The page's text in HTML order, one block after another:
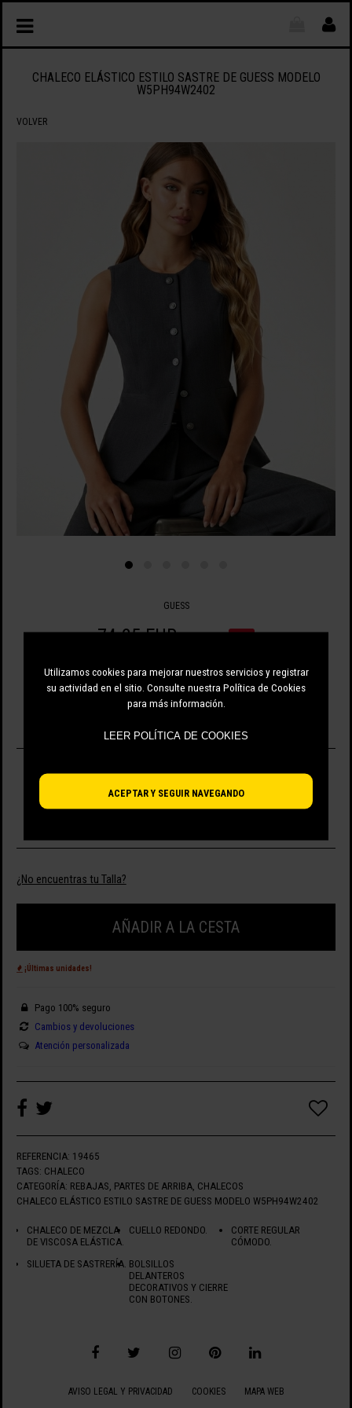
Utilizamos cookies para mejorar nuestros servicios y registrar
su actividad en el sitio. Consulte nuestra Política de Cookies
para más información.
ACEPTAR Y SEGUIR NAVEGANDO
CHALECO ELÁSTICO ESTILO SASTRE DE GUESS MODELO
W5PH94W2402
VOLVER
GUESS
74.25 EUR
SELECCIONA TALLA
M
¿No encuentras tu Talla?
AÑADIR A LA CESTA
¡Últimas unidades!
Pago 100% seguro
Cambios y devoluciones
Atención personalizada
REFERENCIA: 19465
TAGS: CHALECO
CATEGORÍA: REBAJAS PARTES DE ARRIBA, CHALECOS
CHALECO ELÁSTICO ESTILO SASTRE DE GUESS MODELO W5PH94W2402
CHALECO DE MEZCLA
DE VISCOSA ELÁSTICA.
CUELLO REDONDO.
CORTE REGULAR
CÓMODO.
SILUETA DE SASTRERÍA. BOLSILLOS
DELANTEROS
DECORATIVOS Y CIERRE
CON BOTONES.
AVISO LEGAL Y PRIVACIDAD COOKIES MAPA WEB
LEER POLÍTICA DE COOKIES